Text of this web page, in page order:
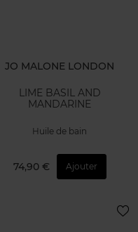
JO MALONE LONDON
LIME BASIL AND
MANDARINE
Huile de bain
74,90 € Ajouter